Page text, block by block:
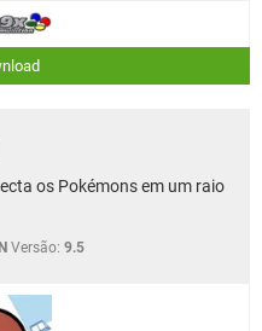
os Pokémons em um raio
Versão: 9.5